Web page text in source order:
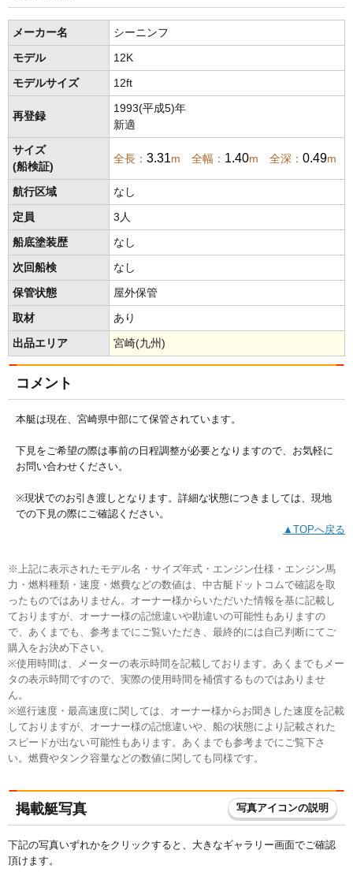
メーカー名 シーニンフ
モデル 12K
モデルサイズ 12ft
再登録
1993(平成5)年
新適
サイズ
(船検証)
全長： 3.31m 全幅： 1.40m 全深： 0.49m
航行区域 なし
定員 3人
船底塗装歴 なし
次回船検 なし
保管状態 屋外保管
取材 あり
出品エリア 宮崎(九州)
コメント
本艇は現在、宮崎県中部にて保管されています。
下見をご希望の際は事前の日程調整が必要となりますので、お気軽に
お問い合わせください。
※現状でのお引き渡しとなります。詳細な状態につきましては、現地
での下見の際にご確認ください。
▲TOPへ戻る
※上記に表示されたモデル名・サイズ年式・エンジン仕様・エンジン馬
力・燃料種類・速度・燃費などの数値は、中古艇ドットコムで確認を取
ったものではありません。オーナー様からいただいた情報を基に記載し
ておりますが、オーナー様の記憶違いや勘違いの可能性もありますの
で、あくまでも、参考までにご覧いただき、最終的には自己判断にてご
購入をお決め下さい。
※使用時間は、メーターの表示時間を記載しております。あくまでもメー
タの表示時間ですので、実際の使用時間を補償するものではありませ
ん。
※巡行速度・最高速度に関しては、オーナー様からお聞きした速度を記載
しておりますが、オーナー様の記憶違いや、船の状態により記載された
スピードが出ない可能性もあります。あくまでも参考までにご覧下さ
い。燃費やタンク容量などの数値に関しても同様です。
掲載艇写真 写真アイコンの説明
下記の写真いずれかをクリックすると、大きなギャラリー画面でご確認
頂けます。